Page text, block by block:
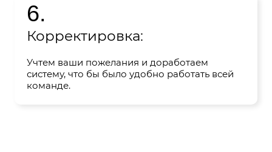
6.
Корректировка:
Учтем ваши пожелания и доработаем
систему, что бы было удобно работать всей
команде.